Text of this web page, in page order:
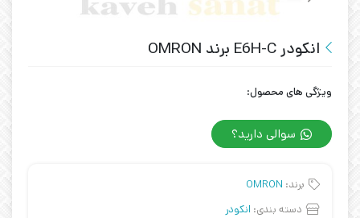
انکودر E6H-C برند OMRON
ویژگی های محصول:
سوالی دارید؟
برند: OMRON
دسته بندی: انکودر